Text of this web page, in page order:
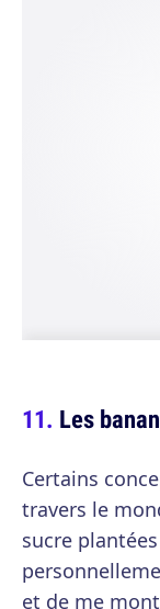
Les
Certains
travers le
sucre
et de me